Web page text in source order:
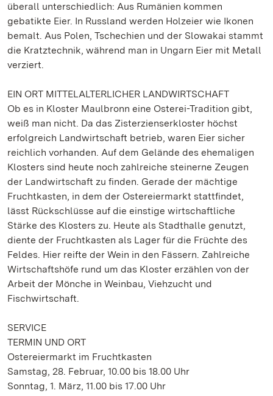
überall unterschiedlich: Aus Rumänien kommen
gebatikte Eier. In Russland werden Holzeier wie Ikonen
bemalt. Aus Polen, Tschechien und der Slowakai stammt
die Kratztechnik, während man in Ungarn Eier mit Metall
verziert.
EIN ORT MITTELALTERLICHER LANDWIRTSCHAFT
Ob es in Kloster Maulbronn eine Osterei-Tradition gibt,
weiß man nicht. Da das Zisterzienserkloster höchst
erfolgreich Landwirtschaft betrieb, waren Eier sicher
reichlich vorhanden. Auf dem Gelände des ehemaligen
Klosters sind heute noch zahlreiche steinerne Zeugen
der Landwirtschaft zu finden. Gerade der mächtige
Fruchtkasten, in dem der Ostereiermarkt stattfindet,
lässt Rückschlüsse auf die einstige wirtschaftliche
Stärke des Klosters zu. Heute als Stadthalle genutzt,
diente der Fruchtkasten als Lager für die Früchte des
Feldes. Hier reifte der Wein in den Fässern. Zahlreiche
Wirtschaftshöfe rund um das Kloster erzählen von der
Arbeit der Mönche in Weinbau, Viehzucht und
Fischwirtschaft.
SERVICE
TERMIN UND ORT
Ostereiermarkt im Fruchtkasten
Samstag, 28. Februar, 10.00 bis 18.00 Uhr
Sonntag, 1. März, 11.00 bis 17.00 Uhr